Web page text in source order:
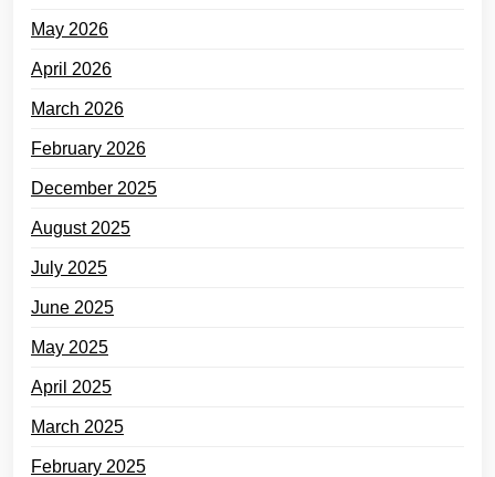
May 2026
April 2026
March 2026
February 2026
December 2025
August 2025
July 2025
June 2025
May 2025
April 2025
March 2025
February 2025